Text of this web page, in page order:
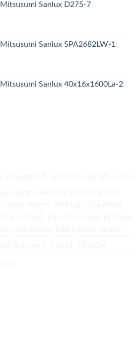
Sanlux D275-7
Sanlux SPA2682LW-1
Sanlux 40x16x1600La-2